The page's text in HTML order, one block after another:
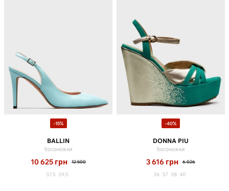
-15%
BALLIN
босоножки
10 625 грн 12 500
37.5 39.5
-40%
DONNA PIU
босоножки
3 616 грн 6 026
36 37 38 40